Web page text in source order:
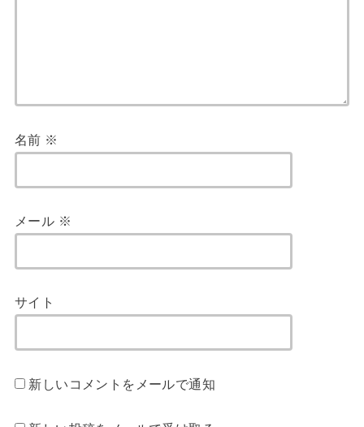
名前 ※
メール ※
サイト
新しいコメントをメールで通知